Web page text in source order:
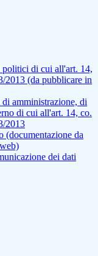
di cui all'art. 14,
2013 (da pubblicare in
amministrazione, di
di cui all'art. 14, co.
2013
(documentazione da
dei dati